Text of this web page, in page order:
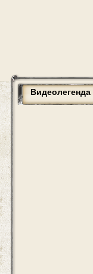
Видеолегенда